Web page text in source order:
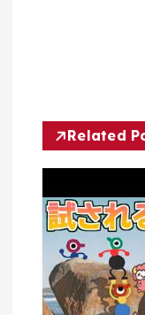
シ
ョ
ン
Related